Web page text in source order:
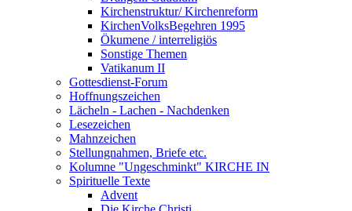
Kirchenstruktur/ Kirchenreform
KirchenVolksBegehren 1995
Ökumene / interreligiös
Sonstige Themen
Vatikanum II
Gottesdienst-Forum
Hoffnungszeichen
Lächeln - Lachen - Nachdenken
Lesezeichen
Mahnzeichen
Stellungnahmen, Briefe etc.
Kolumne "Ungeschminkt" KIRCHE IN
Spirituelle Texte
Advent